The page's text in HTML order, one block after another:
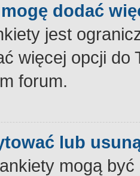
dodać
jest
więcej opcji
forum.
lub
mogą